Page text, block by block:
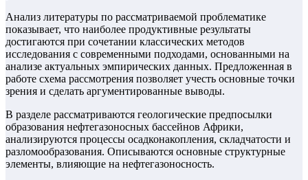
Анализ литературы по рассматриваемой проблематике
показывает, что наиболее продуктивные результаты
достигаются при сочетании классических методов
исследования с современными подходами, основанными на
анализе актуальных эмпирических данных. Предложенная в
работе схема рассмотрения позволяет учесть основные точки
зрения и сделать аргументированные выводы.
В разделе рассматриваются геологические предпосылки
образования нефтегазоносных бассейнов Африки,
анализируются процессы осадконакопления, складчатости и
разломообразования. Описываются основные структурные
элементы, влияющие на нефтегазоносность.